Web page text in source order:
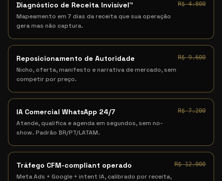
Diagnóstico de Receita Invisível™
Mapeamento em 7 dias da receita que sua operação
gera mas não captura.
R$ 4.800
Reposicionamento de Autoridade
Nicho, oferta, manifesto e narrativa de mercado, sem
competir por preço.
R$ 9.600
IA Comercial WhatsApp 24/7
Atende, qualifica e agenda em segundos, sem no-
show. Padrão BR/PT/LATAM.
R$ 7.200
Tráfego CFM-compliant operado
Meta Ads + Google + intent IA, calibrado por receita,
R$ 12.000